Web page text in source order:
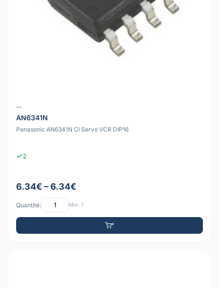
--
AN6341N
Panasonic AN6341N CI Servo VCR DIP16
2
6.34€ – 6.34€
Quantité: Min: 1